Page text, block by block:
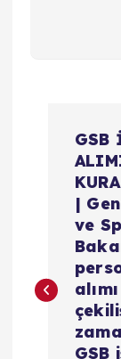
g
GSB
|
ve
GSB